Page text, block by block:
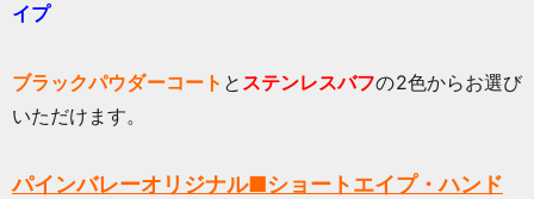
イプ
ブラックパウダーコート と ステンレスバフの2色からお選び
いただけます。
パインバレーオリジナル■ショートエイプ・ハンド